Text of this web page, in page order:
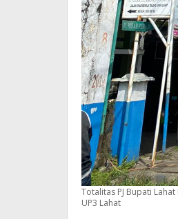
Totalitas PJ Bupati
UP3 Lahat